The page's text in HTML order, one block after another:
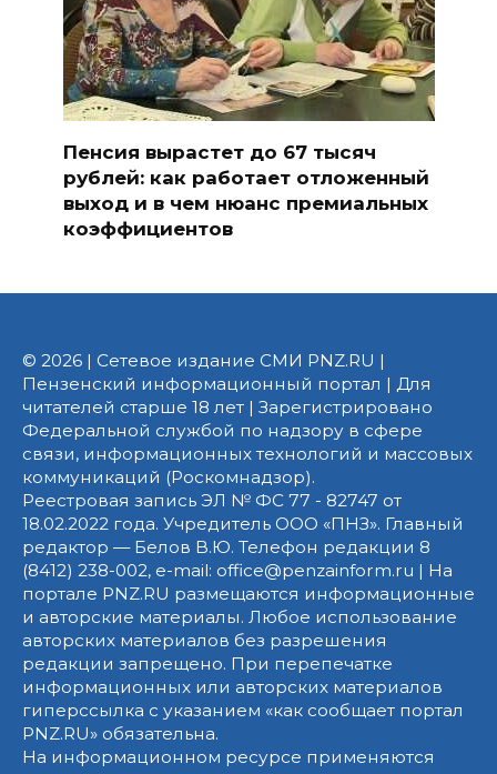
Пенсия вырастет до 67 тысяч
рублей: как работает отложенный
выход и в чем нюанс премиальных
коэффициентов
© 2026 | Сетевое издание СМИ PNZ.RU |
Пензенский информационный портал | Для
читателей старше 18 лет | Зарегистрировано
Федеральной службой по надзору в сфере
связи, информационных технологий и массовых
коммуникаций (Роскомнадзор).
Реестровая запись ЭЛ № ФС 77 - 82747 от
18.02.2022 года. Учредитель ООО «ПНЗ». Главный
редактор — Белов В.Ю. Телефон редакции 8
(8412) 238-002, e-mail: office@penzainform.ru | На
портале PNZ.RU размещаются информационные
и авторские материалы. Любое использование
авторских материалов без разрешения
редакции запрещено. При перепечатке
информационных или авторских материалов
гиперссылка с указанием «как сообщает портал
PNZ.RU» обязательна.
На информационном ресурсе применяются